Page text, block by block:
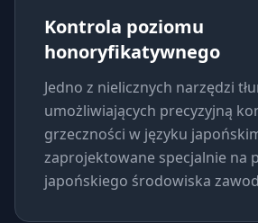
Kontrola poziomu
honoryfikatywnego
Jedno z nielicznych narzędzi
umożliwiających precyzyjną
grzeczności w języku
zaprojektowane specjalnie na
japońskiego środowiska